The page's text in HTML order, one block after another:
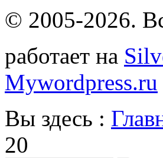
© 2005-2026.
работает на
Mywordpress.ru
Вы здесь :
20